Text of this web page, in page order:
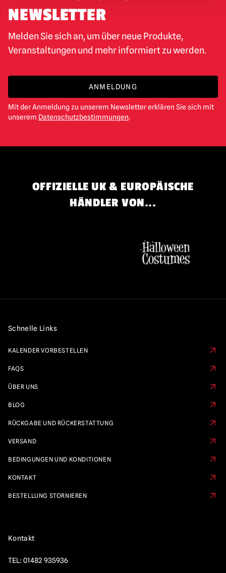
NEWSLETTER
Melden Sie sich an, um über neue Produkte,
Veranstaltungen und mehr informiert zu werden.
ANMELDUNG
Mit der Anmeldung zu unserem Newsletter erklären Sie sich mit
unserem Datenschutzbestimmungen.
OFFIZIELLE UK & EUROPÄISCHE
HÄNDLER VON...
Schnelle Links
KALENDER VORBESTELLEN
FAQS
ÜBER UNS
BLOG
RÜCKGABE UND RÜCKERSTATTUNG
VERSAND
BEDINGUNGEN UND KONDITIONEN
KONTAKT
BESTELLUNG STORNIEREN
Kontakt
TEL: 01482 935936